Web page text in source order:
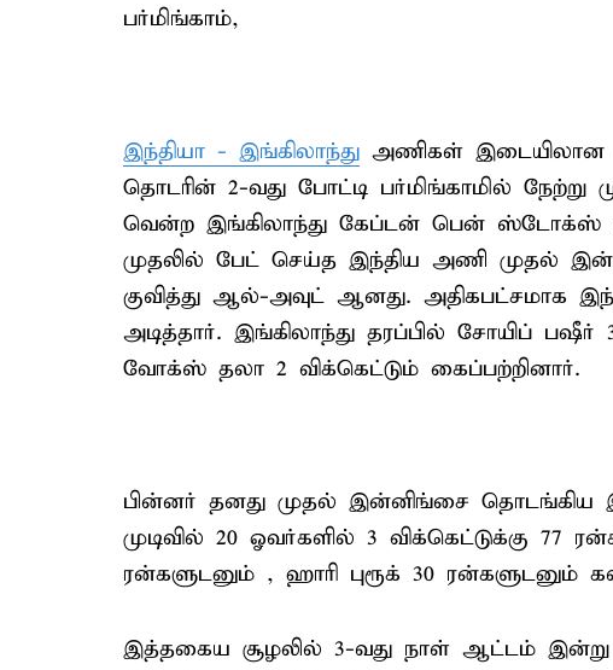
பர்மிங்காம்,
இந்தியா - இங்கிலாந்து அணிகள்
தொடரின் 2-வது போட்டி பர்மிங்காமில்
வென்ற இங்கிலாந்து கேப்டன் பென் ஸ்டோக்ஸ்
முதலில் பேட் செய்த இந்திய அணி முதல்
குவித்து ஆல்-அவுட் ஆனது. அதிகபட்சமாக
அடித்தார். இங்கிலாந்து தரப்பில் சோயிப்
வோக்ஸ் தலா 2 விக்கெட்டும் கைப்பற்றினார்.
பின்னர் தனது முதல் இன்னிங்சை தொடங்கிய
முடிவில் 20 ஓவர்களில் 3 விக்கெட்டுக்கு 77
ரன்களுடனும் , ஹாரி புரூக் 30 ரன்களுடனும்
இத்தகைய சூழலில் 3-வது நாள் ஆட்டம்